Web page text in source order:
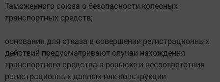
Таможенного союза о безопасности колесных
транспортных средств;
основания для отказа в совершении регистрационных
действий предусматривают случаи нахождения
транспортного средства в розыске и несоответствия
регистрационных данных или конструкции